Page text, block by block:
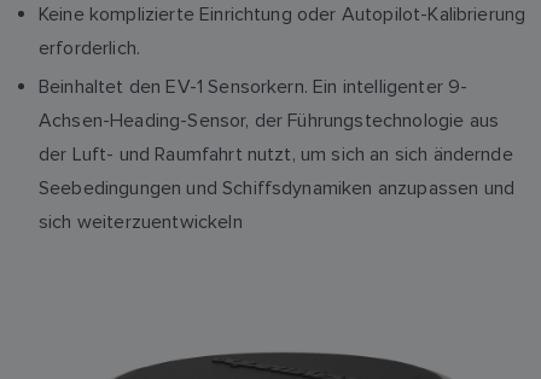
Keine komplizierte Einrichtung oder Autopilot-Kalibrierung
erforderlich.
Beinhaltet den EV-1 Sensorkern. Ein intelligenter 9-
Achsen-Heading-Sensor, der Führungstechnologie aus
der Luft- und Raumfahrt nutzt, um sich an sich ändernde
Seebedingungen und Schiffsdynamiken anzupassen und
sich weiterzuentwickeln